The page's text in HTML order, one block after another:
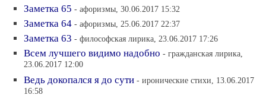
Заметка 65 - афоризмы, 30.06.2017 15:32
Заметка 64 - афоризмы, 25.06.2017 22:37
Заметка 63 - философская лирика, 23.06.2017 17:26
Всем лучшего видимо надобно - гражданская лирика,
23.06.2017 12:00
Ведь докопался я до сути - иронические стихи, 13.06.2017
16:58